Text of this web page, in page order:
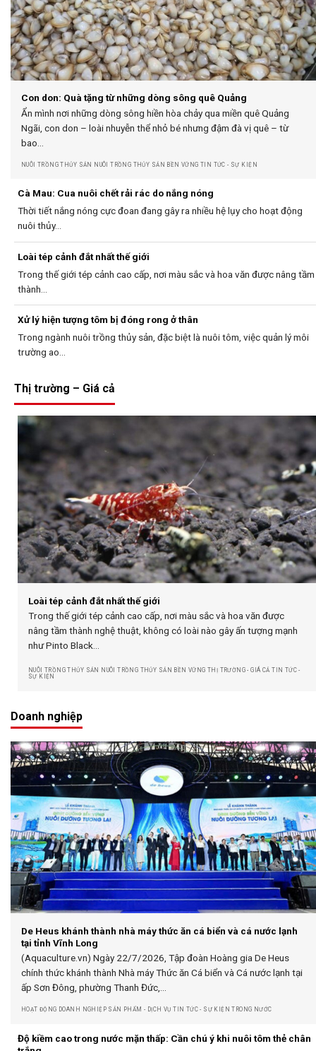
NUÔI TRỒNG THỦY SẢN NUÔI TRỒNG THỦY SẢN BỀN VỮNG TIN TỨC - SỰ KIỆN
Con don: Quà tặng từ những dòng sông quê Quảng
Ẩn mình nơi những dòng sông hiền hòa chảy qua miền quê Quảng
Ngãi, con don – loài nhuyễn thể nhỏ bé nhưng đậm đà vị quê – từ
bao...
Cà Mau: Cua nuôi chết rải rác do nắng nóng
Thời tiết nắng nóng cực đoan đang gây ra nhiều hệ lụy cho hoạt động
nuôi thủy...
Loài tép cảnh đắt nhất thế giới
Trong thế giới tép cảnh cao cấp, nơi màu sắc và hoa văn được nâng tầm
thành...
Xử lý hiện tượng tôm bị đóng rong ở thân
Trong ngành nuôi trồng thủy sản, đặc biệt là nuôi tôm, việc quản lý môi
trường ao...
Thị trường – Giá cả
NUÔI TRỒNG THỦY SẢN NUÔI TRỒNG THỦY SẢN BỀN VỮNG THỊ TRƯỜNG - GIÁ CẢ TIN TỨC -
SỰ KIỆN
Loài tép cảnh đắt nhất thế giới
Trong thế giới tép cảnh cao cấp, nơi màu sắc và hoa văn được
nâng tầm thành nghệ thuật, không có loài nào gây ấn tượng mạnh
như Pinto Black...
Doanh nghiệp
HOẠT ĐỘNG DOANH NGHIỆP SẢN PHẨM - DỊCH VỤ TIN TỨC - SỰ KIỆN TRONG NƯỚC
De Heus khánh thành nhà máy thức ăn cá biển và cá nước lạnh
tại tỉnh Vĩnh Long
(Aquaculture.vn) Ngày 22/7/2026, Tập đoàn Hoàng gia De Heus
chính thức khánh thành Nhà máy Thức ăn Cá biển và Cá nước lạnh tại
ấp Sơn Đông, phường Thanh Đức,...
Độ kiềm cao trong nước mặn thấp: Cần chú ý khi nuôi tôm thẻ chân